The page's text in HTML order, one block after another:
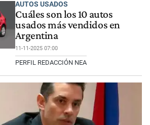
AUTOS USADOS
Cuáles son los 10 autos
usados más vendidos en
Argentina
11-11-2025 07:00
PERFIL REDACCIÓN NEA